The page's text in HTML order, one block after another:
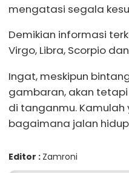
mengatasi segala
Demikian informasi
Virgo, Libra, Scorpio
Ingat, meskipun
gambaran, akan
di tanganmu.
bagaimana jalan
Editor : Zamroni